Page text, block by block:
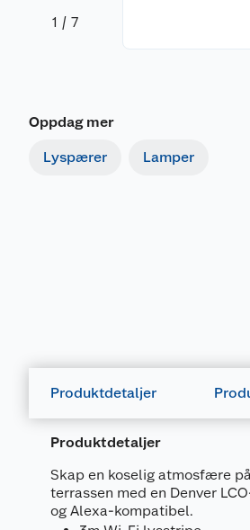
1 / 7
Oppdag mer
Lyspærer Lamper
Produktdetaljer
Produktdetaljer
Skap en koselig atmosfære
terrassen med en Denver
og Alexa-kompatibel.